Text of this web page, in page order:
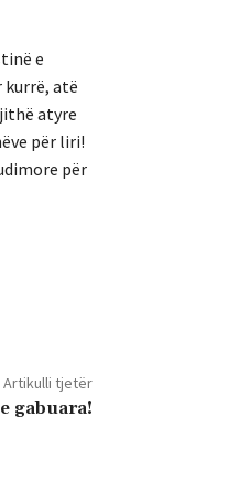
e
atë
atyre
për liri!
për
Artikulli tjetër
gabuara!